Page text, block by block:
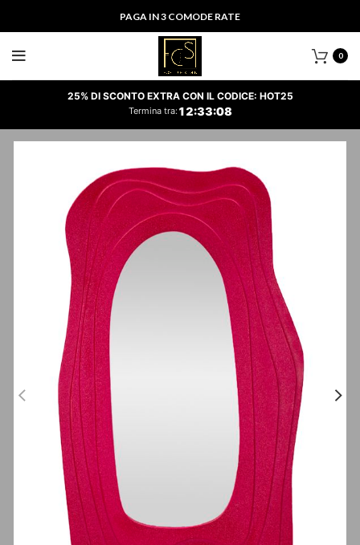
PAGA IN 3 COMODE RATE
0
25% DI SCONTO EXTRA CON IL CODICE: HOT25
Termina tra:12:33:08